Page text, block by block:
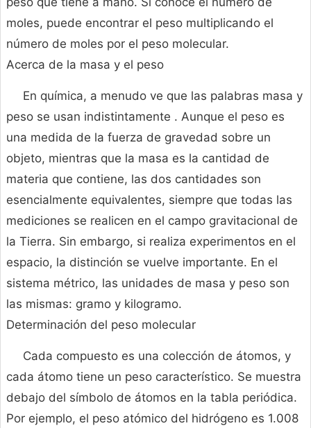
moles, puede encontrar el peso multiplicando el
número de moles por el peso molecular.
Acerca de la masa y el peso
En química, a menudo ve que las palabras masa y
peso se usan indistintamente . Aunque el peso es
una medida de la fuerza de gravedad sobre un
objeto, mientras que la masa es la cantidad de
materia que contiene, las dos cantidades son
esencialmente equivalentes, siempre que todas las
mediciones se realicen en el campo gravitacional de
la Tierra. Sin embargo, si realiza experimentos en el
espacio, la distinción se vuelve importante. En el
sistema métrico, las unidades de masa y peso son
las mismas: gramo y kilogramo.
Determinación del peso molecular
Cada compuesto es una colección de átomos, y
cada átomo tiene un peso característico. Se muestra
debajo del símbolo de átomos en la tabla periódica.
Por ejemplo, el peso atómico del hidrógeno es 1.008